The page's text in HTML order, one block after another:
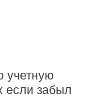
учетную
если забыл